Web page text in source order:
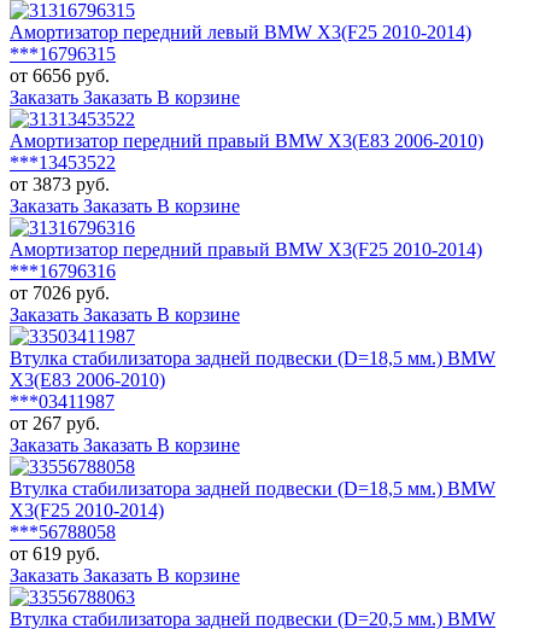
Амортизатор передний левый BMW X3(F25 2010-2014)
***16796315
от 6656 руб.
Заказать Заказать В корзине
Амортизатор передний правый BMW X3(E83 2006-2010)
***13453522
от 3873 руб.
Заказать Заказать В корзине
Амортизатор передний правый BMW X3(F25 2010-2014)
***16796316
от 7026 руб.
Заказать Заказать В корзине
Втулка стабилизатора задней подвески (D=18,5 мм.) BMW
X3(E83 2006-2010)
***03411987
от 267 руб.
Заказать Заказать В корзине
Втулка стабилизатора задней подвески (D=18,5 мм.) BMW
X3(F25 2010-2014)
***56788058
от 619 руб.
Заказать Заказать В корзине
Втулка стабилизатора задней подвески (D=20,5 мм.) BMW